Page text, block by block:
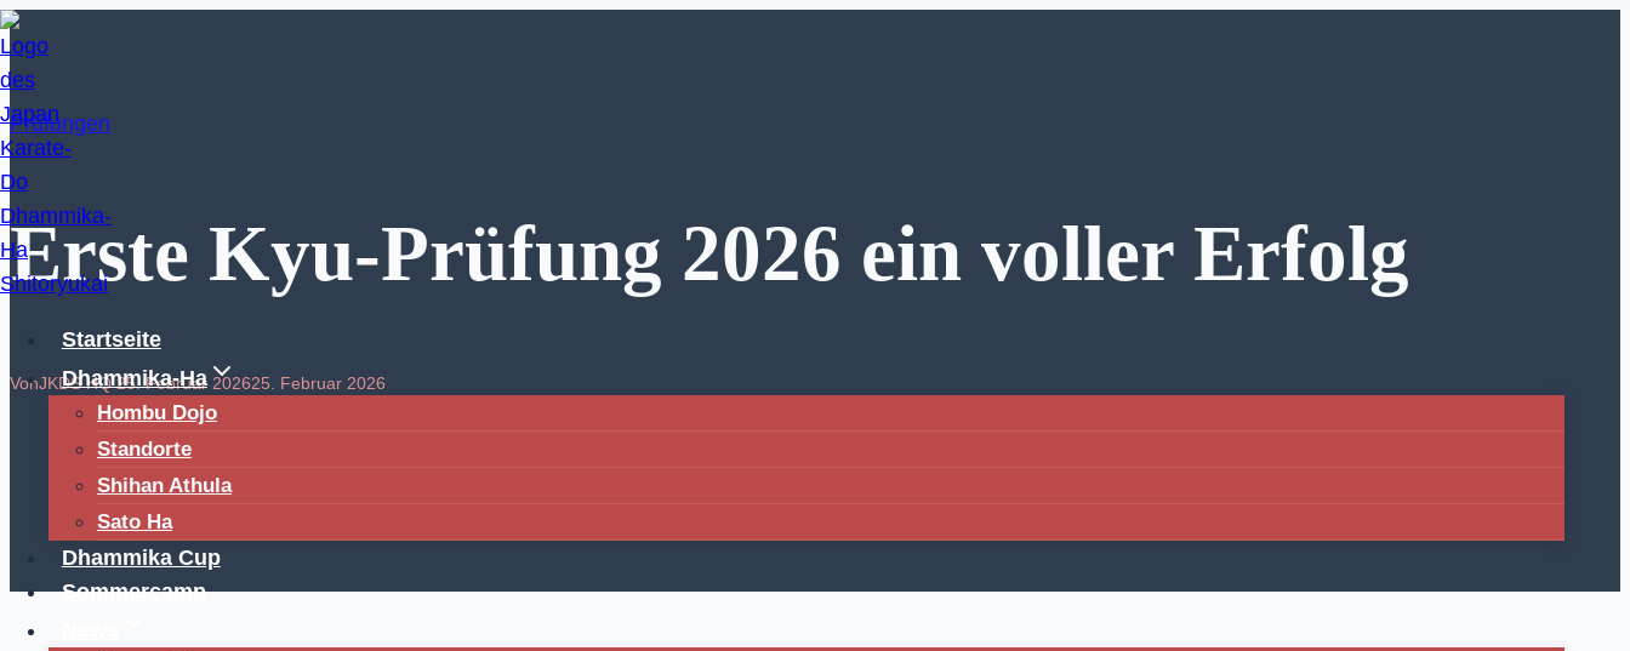
Zum
Inhalt
springen
Startseite
Dhammika-Ha
Hombu Dojo
Standorte
Shihan Athula
Sato Ha
Dhammika Cup
Sommercamp
Prüfungen
Erste Kyu-Prüfung 2026 ein voller Erfolg
VonJKDS HQ 25. Februar 202625. Februar 2026